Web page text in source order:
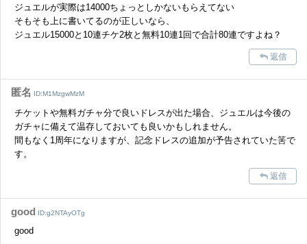
ジュエルが実際は14000ちょっとしかないもらえてない
そもそも上に書いてるのが正しいなら、
ジュエル15000と10連チケ2枚と無料10連1回で合計80連ですよね？
返信
匿名 ID:M1MzgwMzM
チケットや無料ガチャ分で良いドレスが出た場合、ジュエルは今後の
ガチャに備えて温存しておいても良いかもしれません。
間もなく1周年になりますが、記念ドレスの追加が予告されていた筈で
す。
返信
good ID:g2NTAyOTg
good